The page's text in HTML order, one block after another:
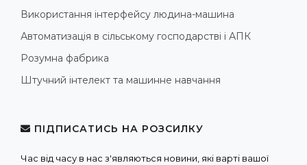
Використання інтерфейсу людина-машина
Автоматизація в сільському господарстві і АПК
Розумна фабрика
Штучний інтелект та машинне навчання
ПІДПИСАТИСЬ НА РОЗСИЛКУ
Час від часу в нас з'являються новини, які варті вашої